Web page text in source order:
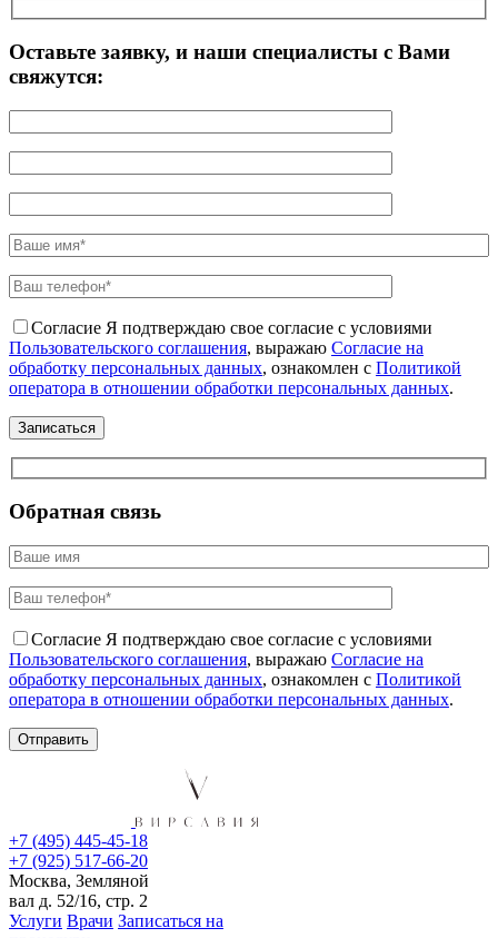
Оставьте заявку, и наши специалисты с Вами
свяжутся:
Согласие Я подтверждаю свое согласие с условиями
Пользовательского соглашения, выражаю Согласие на
обработку персональных данных, ознакомлен с Политикой
оператора в отношении обработки персональных данных.
Обратная связь
Согласие Я подтверждаю свое согласие с условиями
Пользовательского соглашения, выражаю Согласие на
обработку персональных данных, ознакомлен с Политикой
оператора в отношении обработки персональных данных.
+7 (495) 445-45-18
+7 (925) 517-66-20
Москва, Земляной
вал д. 52/16, стр. 2
Услуги Врачи Записаться на